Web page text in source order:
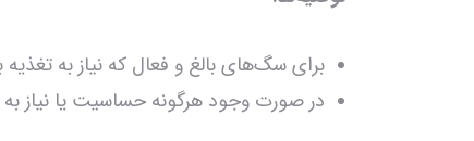
برای سگ‌های بالغ و فعال که نیاز به تغذیه
در صورت وجود هرگونه حساسیت یا نیاز